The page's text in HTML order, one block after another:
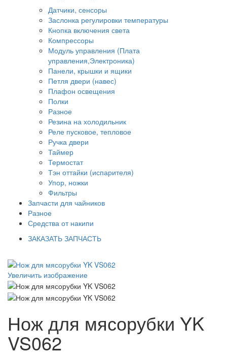
Датчики, сенсоры
Заслонка регулировки температуры
Кнопка включения света
Компрессоры
Модуль управления (Плата
управления,Электроника)
Панели, крышки и ящики
Петля двери (навес)
Плафон освещения
Полки
Разное
Резина на холодильник
Реле пусковое, тепловое
Ручка двери
Таймер
Термостат
Тэн оттайки (испарителя)
Упор, ножки
Фильтры
Запчасти для чайников
Разное
Средства от накипи
ЗАКАЗАТЬ ЗАПЧАСТЬ
Увеличить изображение
Нож для мясорубки YK
VS062